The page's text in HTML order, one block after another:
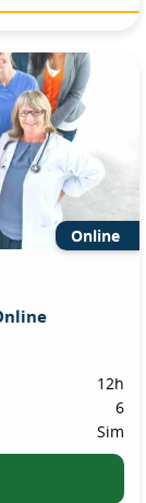
Online
12h
6
Sim